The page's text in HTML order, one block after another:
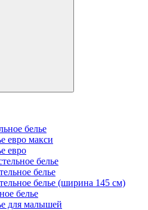
белье
евро макси
евро
белье
белье
белье (ширина 145 см)
белье
для малышей